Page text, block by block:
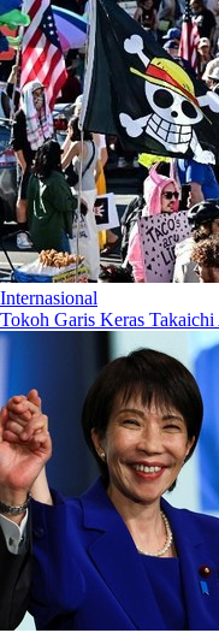
Internasional
Tokoh Garis Keras Takaichi